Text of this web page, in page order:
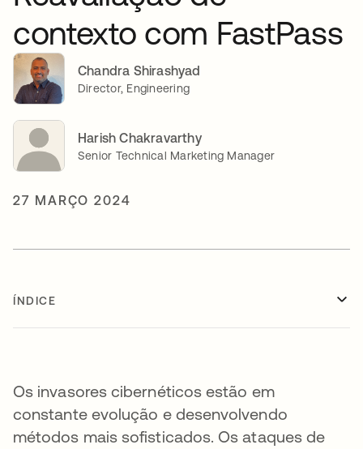
contexto com FastPass
Chandra Shirashyad
Director, Engineering
Harish Chakravarthy
Senior Technical Marketing Manager
27 MARÇO 2024
ÍNDICE
Os invasores cibernéticos estão em
constante evolução e desenvolvendo
métodos mais sofisticados. Os ataques de